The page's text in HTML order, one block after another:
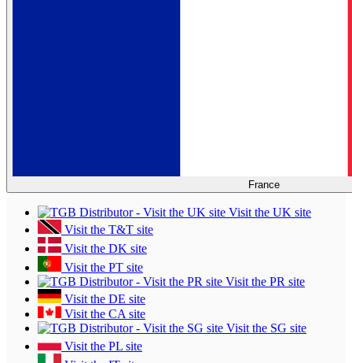
France
Visit the UK site
Visit the T&T site
Visit the DK site
Visit the PT site
Visit the PR site
Visit the DE site
Visit the CA site
Visit the SG site
Visit the PL site